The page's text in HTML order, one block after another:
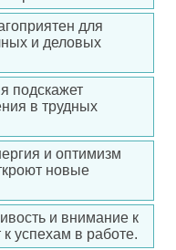
для
и деловых
подскажет
в трудных
и оптимизм
новые
и внимание к
успехам в работе.